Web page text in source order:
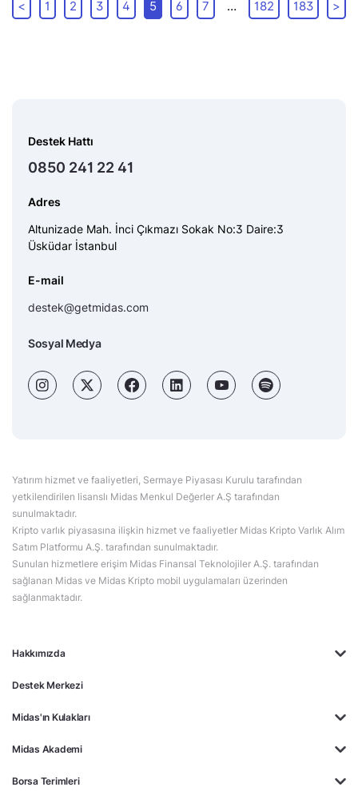
< 1 2 3 4 5 6 7 … 182 183 >
Hakkımızda
Destek Merkezi
Midas'ın Kulakları
Midas Akademi
Borsa Terimleri
Destek Hattı
0850 241 22 41
Adres
Altunizade Mah. İnci Çıkmazı Sokak No:3 Daire:3
Üsküdar İstanbul
E-mail
destek@getmidas.com
Sosyal Medya
Yatırım hizmet ve faaliyetleri, Sermaye Piyasası Kurulu tarafından
yetkilendirilen lisanslı Midas Menkul Değerler A.Ş tarafından
sunulmaktadır.
Kripto varlık piyasasına ilişkin hizmet ve faaliyetler Midas Kripto Varlık Alım
Satım Platformu A.Ş. tarafından sunulmaktadır.
Sunulan hizmetlere erişim Midas Finansal Teknolojiler A.Ş. tarafından
sağlanan Midas ve Midas Kripto mobil uygulamaları üzerinden
sağlanmaktadır.